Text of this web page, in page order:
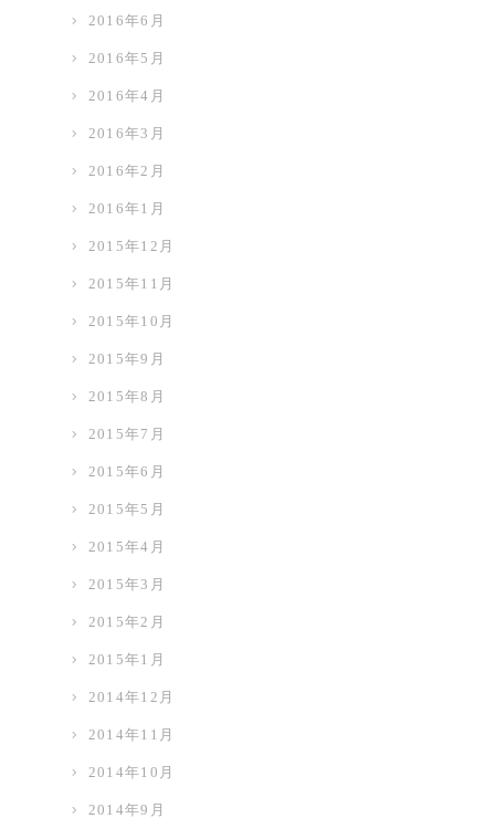
2016年6月
2016年5月
2016年4月
2016年3月
2016年2月
2016年1月
2015年12月
2015年11月
2015年10月
2015年9月
2015年8月
2015年7月
2015年6月
2015年5月
2015年4月
2015年3月
2015年2月
2015年1月
2014年12月
2014年11月
2014年10月
2014年9月